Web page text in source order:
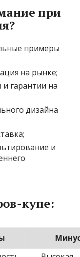
при
примеры
на рынке;
гарантии на
дизайна
и
купе: